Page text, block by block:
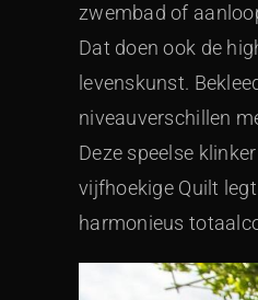
zwembad of
Dat doen ook de
levenskunst.
niveauverschillen
Deze speelse
vijfhoekige Quilt
harmonieus